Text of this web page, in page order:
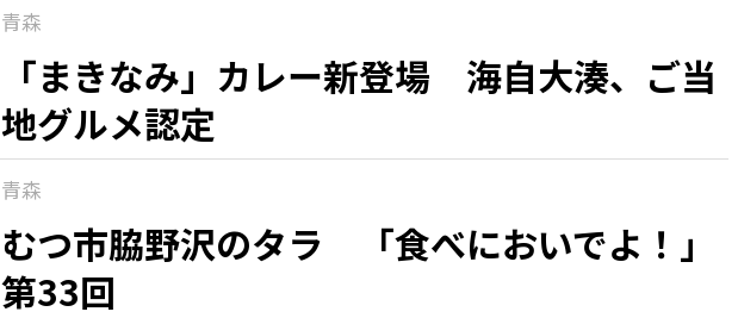
青森
「まきなみ」カレー新登場 海自大湊、ご当
地グルメ認定
青森
むつ市脇野沢のタラ 「食べにおいでよ！」
第33回